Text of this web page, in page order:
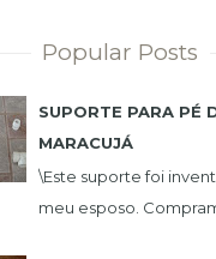
Popular Posts
SUPORTE PARA PÉ
MARACUJÁ
\Este suporte foi
meu esposo.